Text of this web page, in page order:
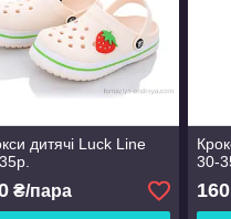
дитячі Luck Line
₴/пара
30-
160